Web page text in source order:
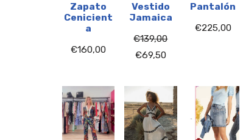
Zapato
Cenicient
a
€160,00
Vestido
Jamaica
€139,00
€69,50
Pantalón
€225,00